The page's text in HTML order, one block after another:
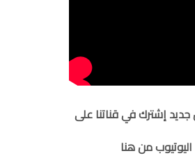
إشترك في قناتنا على
اليوتيوب من هنا